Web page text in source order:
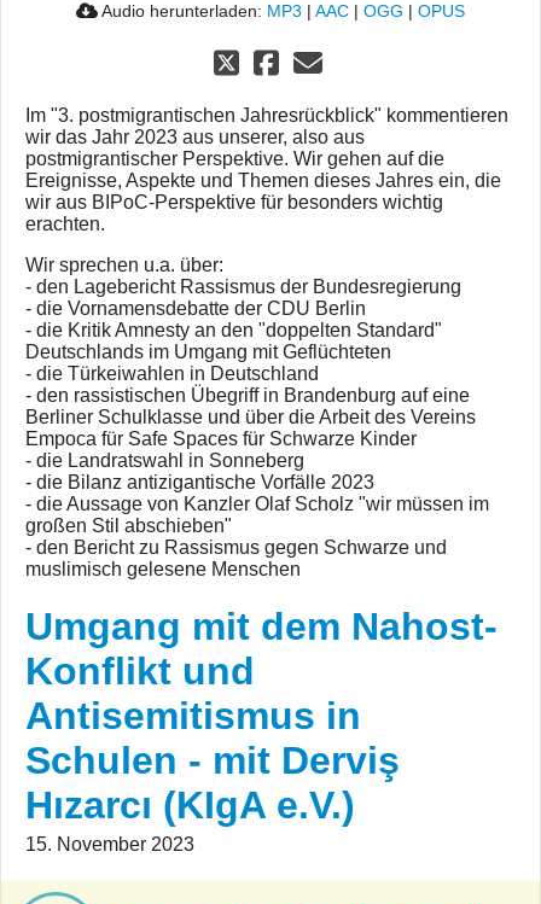
Audio herunterladen: MP3 | AAC | OGG | OPUS
Im "3. postmigrantischen Jahresrückblick" kommentieren
wir das Jahr 2023 aus unserer, also aus
postmigrantischer Perspektive. Wir gehen auf die
Ereignisse, Aspekte und Themen dieses Jahres ein, die
wir aus BIPoC-Perspektive für besonders wichtig
erachten.
Wir sprechen u.a. über:
- den Lagebericht Rassismus der Bundesregierung
- die Vornamensdebatte der CDU Berlin
- die Kritik Amnesty an den "doppelten Standard"
Deutschlands im Umgang mit Geflüchteten
- die Türkeiwahlen in Deutschland
- den rassistischen Übegriff in Brandenburg auf eine
Berliner Schulklasse und über die Arbeit des Vereins
Empoca für Safe Spaces für Schwarze Kinder
- die Landratswahl in Sonneberg
- die Bilanz antizigantische Vorfälle 2023
- die Aussage von Kanzler Olaf Scholz "wir müssen im
großen Stil abschieben"
- den Bericht zu Rassismus gegen Schwarze und
muslimisch gelesene Menschen
Umgang mit dem Nahost-
Konflikt und
Antisemitismus in
Schulen - mit Derviş
Hızarcı (KIgA e.V.)
15. November 2023